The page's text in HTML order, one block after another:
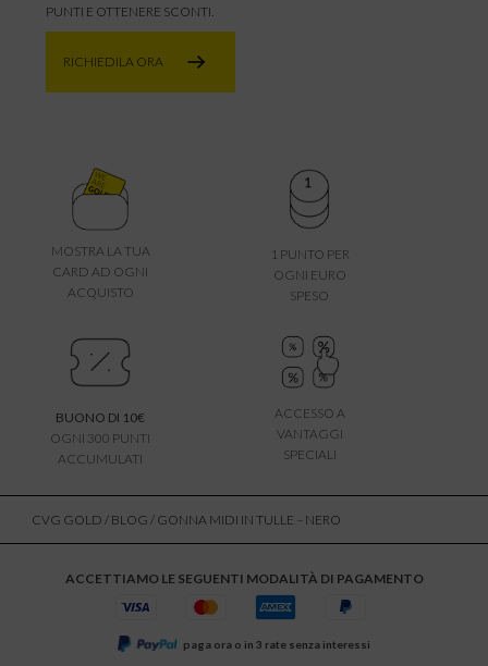
PUNTI E OTTENERE SCONTI.
RICHIEDILA ORA
MOSTRA LA TUA
CARD AD OGNI
ACQUISTO
1 PUNTO PER
OGNI EURO
SPESO
BUONO DI 10€
OGNI 300 PUNTI
ACCUMULATI
ACCESSO A
VANTAGGI
SPECIALI
CVG GOLD / BLOG / GONNA MIDI IN TULLE – NERO
ACCETTIAMO LE SEGUENTI MODALITÀ DI PAGAMENTO
paga ora o in 3 rate senza interessi